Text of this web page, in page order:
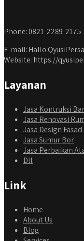
Phone: 0821-2289-2175
E-mail:
Website: https://
Layanan
Jasa Kontruksi
Jasa Renovasi
Jasa Design
Jasa Sumur Bor
Jasa Perbaikan
Dll
Link
Home
About Us
Blog